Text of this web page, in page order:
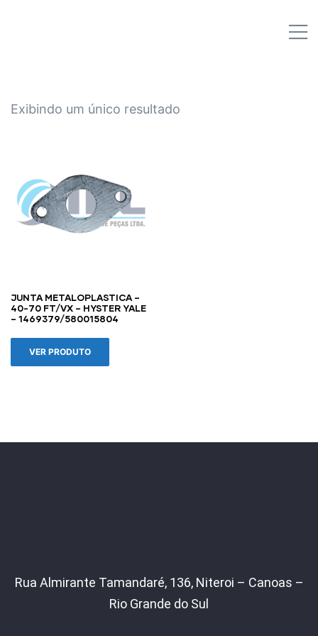
Exibindo um único resultado
JUNTA METALOPLASTICA –
40-70 FT/VX – HYSTER YALE
– 1469379/580015804
VER PRODUTO
Rua Almirante Tamandaré, 136, Niteroi – Canoas –
Rio Grande do Sul